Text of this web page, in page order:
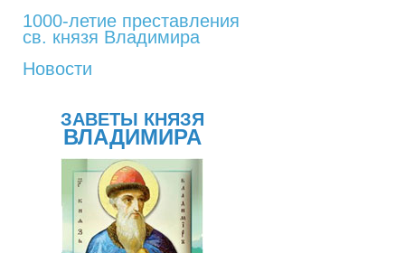
1000-летие преставления
св. князя Владимира
Новости
ЗАВЕТЫ КНЯЗЯ
ВЛАДИМИРА